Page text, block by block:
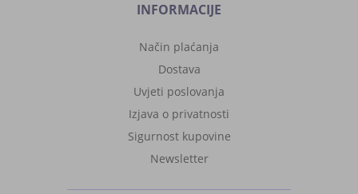
INFORMACIJE
Način plaćanja
Dostava
Uvjeti poslovanja
Izjava o privatnosti
Sigurnost kupovine
Newsletter